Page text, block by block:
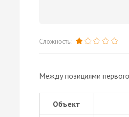
Сложность:
Между позициями
Объект